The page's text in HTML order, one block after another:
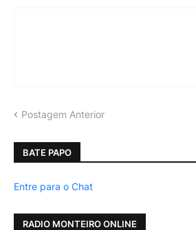
Postagem Anterior
BATE PAPO
Entre para o Chat
RADIO MONTEIRO ONLINE